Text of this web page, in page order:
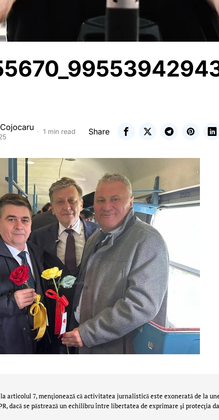
1 min read Share
la articolul 7, menţionează că activitatea jurnalistică este exonerată de la
dacă se păstrează un echilibru între libertatea de exprimare şi protecţia